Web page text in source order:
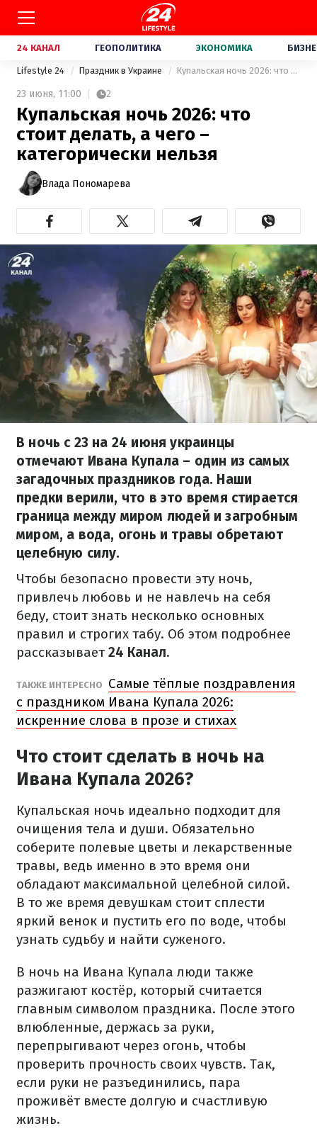
24 КАНАЛ ГЕОПОЛИТИКА ЭКОНОМИКА
Lifestyle 24 Праздник в Украине Купальская ночь 2026: что стоит делать, а чего – категорически нельзя
23 июня, 11:00 2
Купальская ночь 2026: что
стоит делать, а чего –
категорически нельзя
Влада Пономарева
В ночь с 23 на 24 июня украинцы
отмечают Ивана Купала – один из самых
загадочных праздников года. Наши
предки верили, что в это время стирается
граница между миром людей и загробным
миром, а вода, огонь и травы обретают
целебную силу.
Чтобы безопасно провести эту ночь,
привлечь любовь и не навлечь на себя
беду, стоит знать несколько основных
правил и строгих табу. Об этом подробнее
рассказывает24 Канал.
ТАКЖЕ ИНТЕРЕСНО
Самые тёплые поздравления
с праздником Ивана Купала 2026:
искренние слова в прозе и стихах
Что стоит сделать в ночь на
Ивана Купала 2026?
Купальская ночь идеально подходит для
очищения тела и души. Обязательно
соберите полевые цветы и лекарственные
травы, ведь именно в это время они
обладают максимальной целебной силой.
В то же время девушкам стоит сплести
яркий венок и пустить его по воде, чтобы
узнать судьбу и найти суженого.
В ночь на Ивана Купала люди также
разжигают костёр, который считается
главным символом праздника. После этого
влюбленные, держась за руки,
перепрыгивают через огонь, чтобы
проверить прочность своих чувств. Так,
если руки не разъединились, пара
проживёт вместе долгую и счастливую
жизнь.